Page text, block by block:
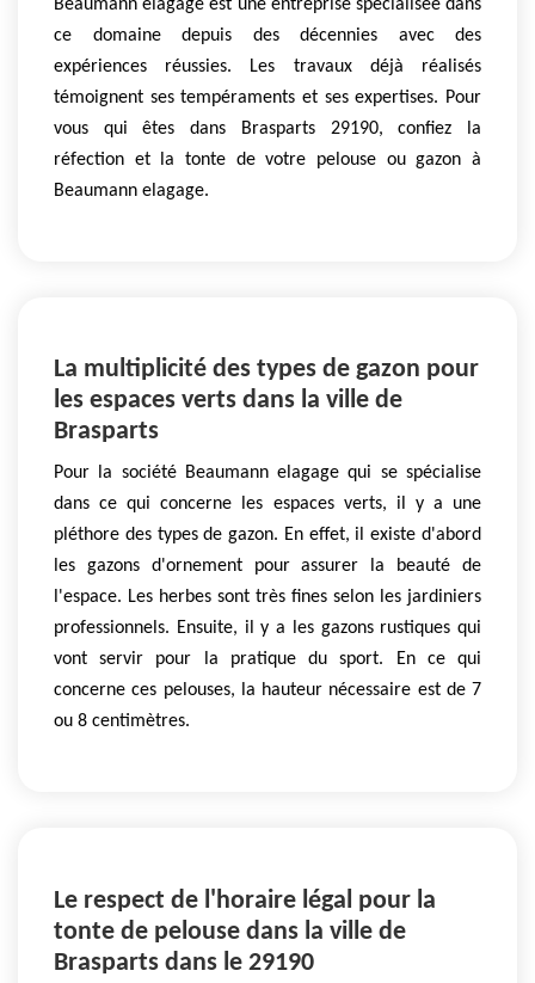
Beaumann elagage est une entreprise spécialisée dans
ce domaine depuis des décennies avec des
expériences réussies. Les travaux déjà réalisés
témoignent ses tempéraments et ses expertises. Pour
vous qui êtes dans Brasparts 29190, confiez la
réfection et la tonte de votre pelouse ou gazon à
Beaumann elagage.
La multiplicité des types de gazon pour
les espaces verts dans la ville de
Brasparts
Pour la société Beaumann elagage qui se spécialise
dans ce qui concerne les espaces verts, il y a une
pléthore des types de gazon. En effet, il existe d'abord
les gazons d'ornement pour assurer la beauté de
l'espace. Les herbes sont très fines selon les jardiniers
professionnels. Ensuite, il y a les gazons rustiques qui
vont servir pour la pratique du sport. En ce qui
concerne ces pelouses, la hauteur nécessaire est de 7
ou 8 centimètres.
Le respect de l'horaire légal pour la
tonte de pelouse dans la ville de
Brasparts dans le 29190